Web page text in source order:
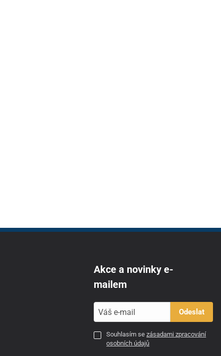
Akce a novinky e-
mailem
Odeslat
Souhlasím sezásadami zpracování
osobních údajů